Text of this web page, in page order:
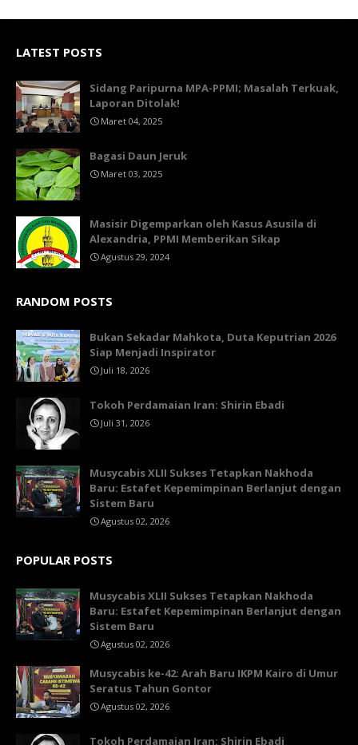
LATEST POSTS
Sidang Paripurna MPA-PPMI; Masalah Terkuak,
Laporan Ditolak!
Maret 04, 2025
Bagasi Daun Jeruk
Maret 03, 2025
Masisir Digemparkan oleh Kasus Asusila di
Alexandria, PPMI Memberikan Sikap
Agustus 29, 2024
RANDOM POSTS
Bukan Sekadar Mahkota, Duta Keputrian 2026
Siap Menjadi Inspirator
Juli 18, 2026
Tokoh Perdamaian Iran: Shirin Ebadi
Juli 31, 2026
Musycabis XLII Sukses Tetapkan Nakhoda
Baru: Estafet Kepemimpinan Berlanjut dengan
Sistem Baru
Agustus 02, 2026
POPULAR POSTS
Musycabis XLII Sukses Tetapkan Nakhoda
Baru: Estafet Kepemimpinan Berlanjut dengan
Sistem Baru
Agustus 02, 2026
Musycabis ke-42: Arah Baru IKPM Kairo di Umur
Seratus Tahun Gontor
Agustus 02, 2026
Tokoh Perdamaian Iran: Shirin Ebadi